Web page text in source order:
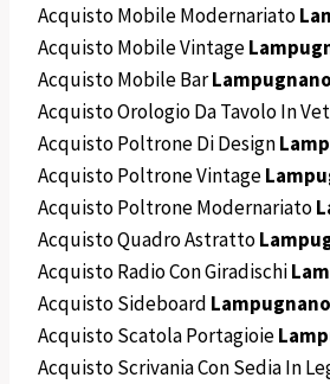
Acquisto Mobile Modernariato
Acquisto Mobile Vintage
Acquisto Mobile BarLampugnano
Acquisto Orologio Da Tavolo In
Acquisto Poltrone Di Design
Acquisto Poltrone Vintage
Acquisto Poltrone Modernariato
Acquisto Quadro Astratto
Acquisto Radio Con Giradischi
Acquisto Sideboard Lampugnano
Acquisto Scatola Portagioie
Acquisto Scrivania Con Sedia In